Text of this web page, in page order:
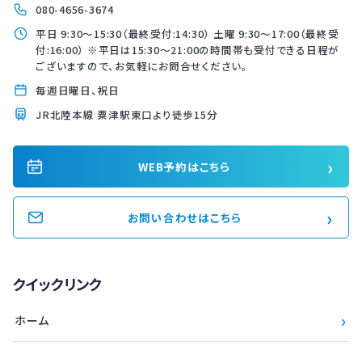
080-4656-3674
平日 9:30〜15:30（最終受付:14:30） 土曜 9:30〜17:00（最終受
付:16:00） ※平日は15:30〜21:00の時間帯も受付できる日程が
ございますので、お気軽にお問合せください。
毎週日曜日、祝日
JR北陸本線 粟津駅東口より徒歩15分
WEB予約はこちら ›
お問い合わせはこちら ›
クイックリンク
ホーム ›